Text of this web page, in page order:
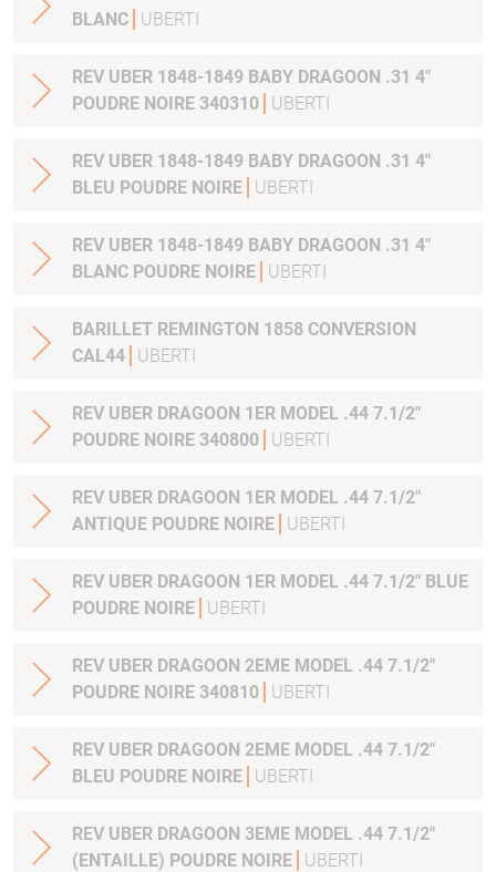
BLANC
UBERTI
REV UBER 1848-1849 BABY DRAGOON .31 4"
POUDRE NOIRE 340310
UBERTI
REV UBER 1848-1849 BABY DRAGOON .31 4"
BLEU POUDRE NOIRE
UBERTI
REV UBER 1848-1849 BABY DRAGOON .31 4"
BLANC POUDRE NOIRE
UBERTI
BARILLET REMINGTON 1858 CONVERSION
CAL44
UBERTI
REV UBER DRAGOON 1ER MODEL .44 7.1/2"
POUDRE NOIRE 340800
UBERTI
REV UBER DRAGOON 1ER MODEL .44 7.1/2"
ANTIQUE POUDRE NOIRE
UBERTI
REV UBER DRAGOON 1ER MODEL .44 7.1/2" BLUE
POUDRE NOIRE
UBERTI
REV UBER DRAGOON 2EME MODEL .44 7.1/2"
POUDRE NOIRE 340810
UBERTI
REV UBER DRAGOON 2EME MODEL .44 7.1/2"
BLEU POUDRE NOIRE
UBERTI
REV UBER DRAGOON 3EME MODEL .44 7.1/2"
(ENTAILLE) POUDRE NOIRE
UBERTI